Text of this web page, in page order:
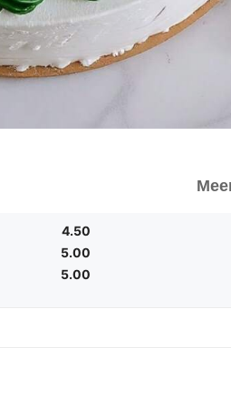
4.50
5.00
5.00